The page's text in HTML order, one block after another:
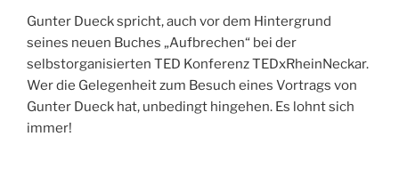
Gunter Dueck spricht, auch vor dem Hintergrund
seines neuen Buches „Aufbrechen“ bei der
selbstorganisierten TED Konferenz TEDxRheinNeckar.
Wer die Gelegenheit zum Besuch eines Vortrags von
Gunter Dueck hat, unbedingt hingehen. Es lohnt sich
immer!